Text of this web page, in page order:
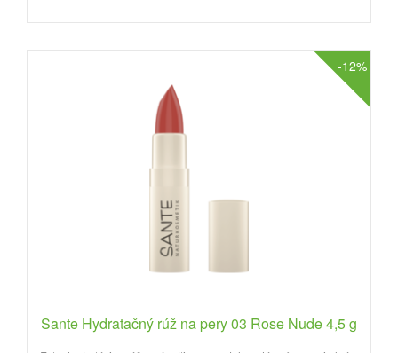
-12%
Sante Hydratačný rúž na pery 03 Rose Nude 4,5 g